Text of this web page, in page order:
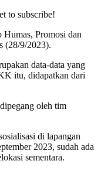
to subscribe!
Promosi dan
(28/9/2023).
data-data yang
itu, didapatkan dari
oleh tim
di lapangan
2023, sudah ada
sementara.